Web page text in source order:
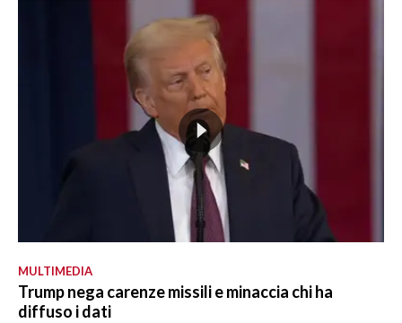
MULTIMEDIA
Trump nega carenze missili e minaccia chi ha
diffuso i dati